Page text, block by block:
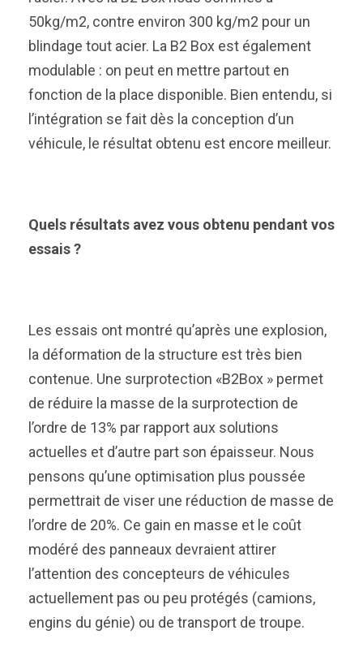
50kg/m2, contre environ 300 kg/m2 pour un
blindage tout acier. La B2 Box est également
modulable : on peut en mettre partout en
fonction de la place disponible. Bien entendu, si
l’intégration se fait dès la conception d’un
véhicule, le résultat obtenu est encore meilleur.
Quels résultats avez vous obtenu pendant vos
essais ?
Les essais ont montré qu’après une explosion,
la déformation de la structure est très bien
contenue. Une surprotection «B2Box » permet
de réduire la masse de la surprotection de
l’ordre de 13% par rapport aux solutions
actuelles et d’autre part son épaisseur. Nous
pensons qu’une optimisation plus poussée
permettrait de viser une réduction de masse de
l’ordre de 20%. Ce gain en masse et le coût
modéré des panneaux devraient attirer
l’attention des concepteurs de véhicules
actuellement pas ou peu protégés (camions,
engins du génie) ou de transport de troupe.